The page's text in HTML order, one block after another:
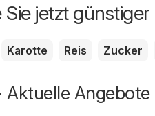
Sie jetzt
Karotte Reis Zucker
Aktuelle